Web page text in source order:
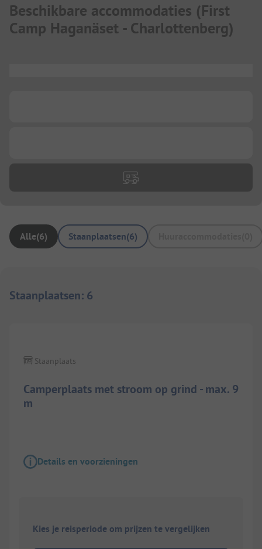
Beschikbare accommodaties (First
Camp Haganäset - Charlottenberg)
Alle(6) Staanplaatsen(6)
Staanplaatsen: 6
Camperplaats met stroom op grind - max. 9
m
Staanplaats
Details en voorzieningen
Kies je reisperiode om prijzen te vergelijken